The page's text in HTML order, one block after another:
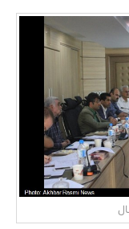
بانک، بیمه و سرمایه
مسکن و ساختمان